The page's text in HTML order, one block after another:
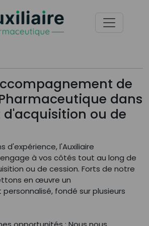
de
dans
ou de
d'expérience, l'Auxiliaire
à vos côtés tout au long de
ou de cession. Forts de notre
en œuvre un
fondé sur plusieurs